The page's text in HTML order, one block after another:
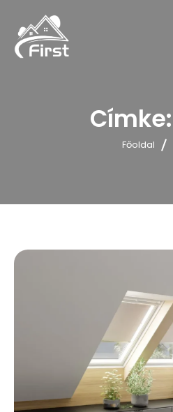
Címke:
Főoldal